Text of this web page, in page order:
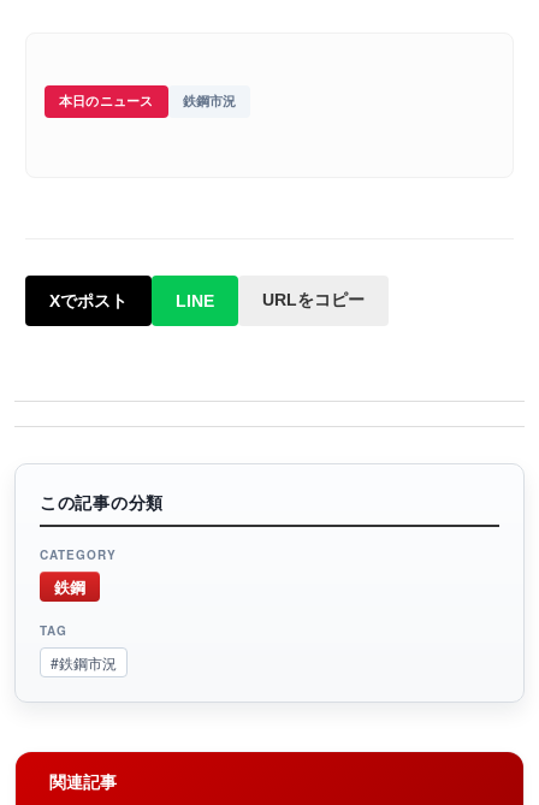
本日のニュース 鉄鋼市況
Xでポスト LINE URLをコピー
この記事の分類
CATEGORY
鉄鋼
TAG
#鉄鋼市況
関連記事